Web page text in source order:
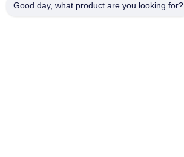
Good day, what product are you looking for?